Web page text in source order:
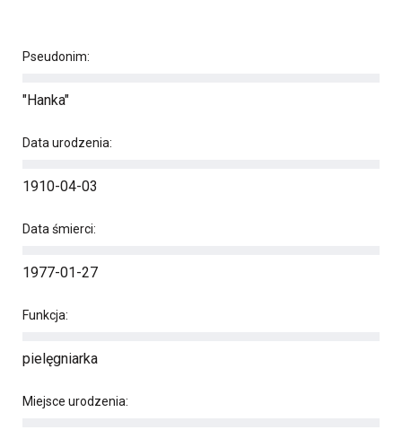
Pseudonim:
"Hanka"
Data urodzenia:
1910-04-03
Data śmierci:
1977-01-27
Funkcja:
pielęgniarka
Miejsce urodzenia: